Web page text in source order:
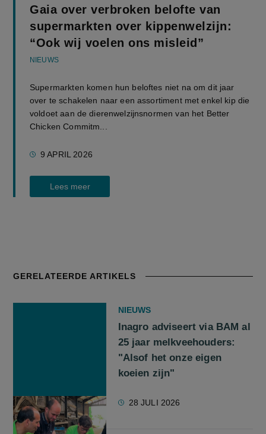
Gaia over verbroken belofte van
supermarkten over kippenwelzijn:
“Ook wij voelen ons misleid”
NIEUWS
Supermarkten komen hun beloftes niet na om dit jaar
over te schakelen naar een assortiment met enkel kip die
voldoet aan de dierenwelzijnsnormen van het Better
Chicken Commitm...
9 APRIL 2026
Lees meer
GERELATEERDE ARTIKELS
NIEUWS
Inagro adviseert via BAM al
25 jaar melkveehouders:
"Alsof het onze eigen
koeien zijn"
28 JULI 2026